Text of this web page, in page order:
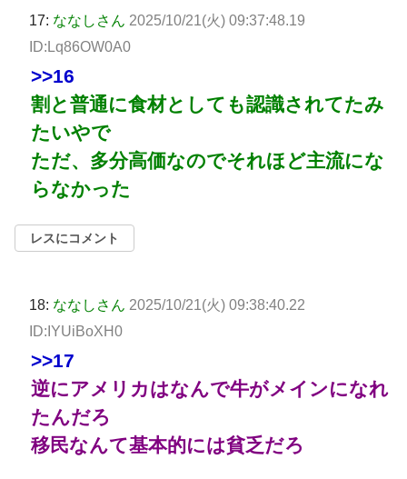
17: ななしさん 2025/10/21(火) 09:37:48.19
ID:Lq86OW0A0
>>16
割と普通に食材としても認識されてたみ
たいやで
ただ、多分高価なのでそれほど主流にな
らなかった
レスにコメント
18: ななしさん 2025/10/21(火) 09:38:40.22
ID:IYUiBoXH0
>>17
逆にアメリカはなんで牛がメインになれ
たんだろ
移民なんて基本的には貧乏だろ